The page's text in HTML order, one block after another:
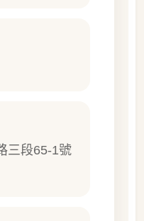
三段65-1號